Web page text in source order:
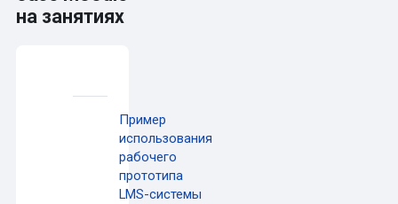
на занятиях
Раздел: Пример использования
Пример
использования
рабочего
прототипа
LMS-системы